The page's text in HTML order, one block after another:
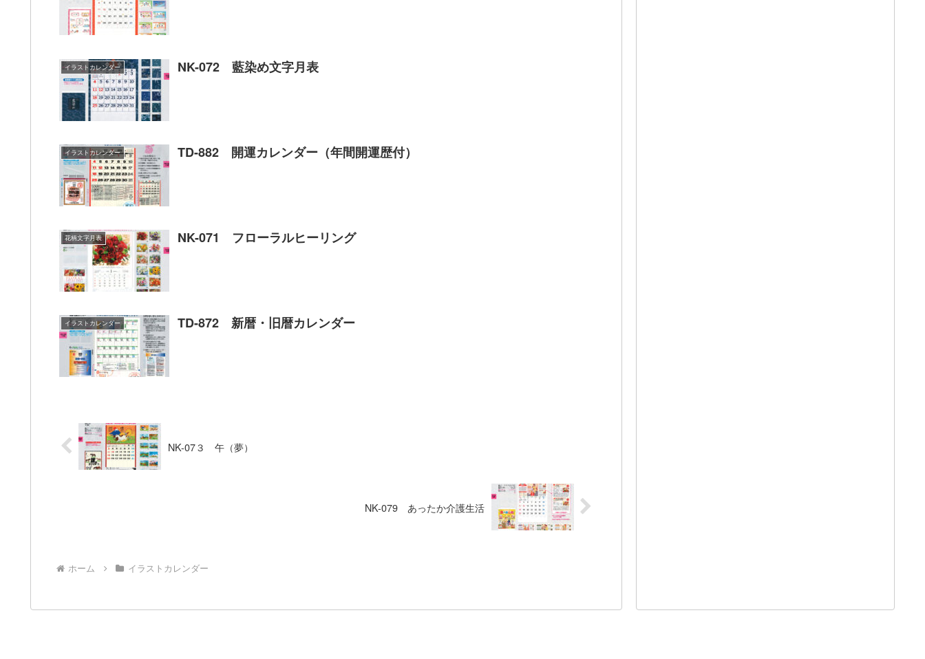
イラストカレンダー NK-072 藍染め文字月表
イラストカレンダー TD-882 開運カレンダー（年間開運歴付）
花柄文字月表 NK-071 フローラルヒーリング
イラストカレンダー TD-872 新暦・旧暦カレンダー
NK-07３ 午（夢）
NK-079 あったか介護生活
ホーム イラストカレンダー